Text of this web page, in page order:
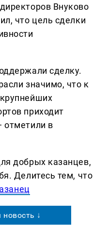
Внуково
что цель сделки
сделку.
значимо, что к
приходит
отметили в
добрых казанцев,
Делитеcь тем, что
↓